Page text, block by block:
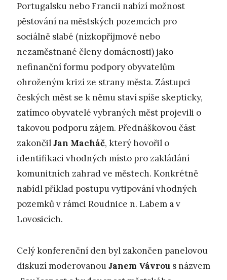
Portugalsku nebo Francii nabízí možnost
pěstování na městských pozemcích pro
sociálně slabé (nízkopříjmové nebo
nezaměstnané členy domácnosti) jako
nefinanční formu podpory obyvatelům
ohroženým krizí ze strany města. Zástupci
českých měst se k němu staví spíše skepticky,
zatímco obyvatelé vybraných měst projevili o
takovou podporu zájem. Přednáškovou část
zakončilJan Macháč, který hovořil o
identifikaci vhodných místo pro zakládání
komunitních zahrad ve městech. Konkrétně
nabídl příklad postupu vytipování vhodných
pozemků v rámci Roudnice n. Labem a v
Lovosicích.
Celý konferenční den byl zakončen panelovou
diskuzí moderovanouJanem Vávrou s názvem